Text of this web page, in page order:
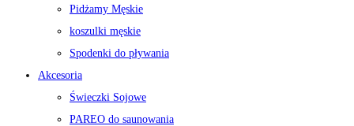
Pidżamy Męskie
koszulki męskie
Spodenki do pływania
Akcesoria
Świeczki Sojowe
PAREO do saunowania